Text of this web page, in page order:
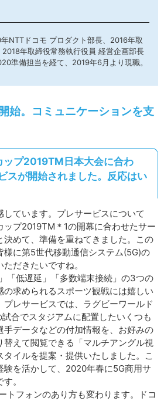
NTTドコモ プロダクト部長、2016年取
年取締役常務執行役員 経営企画部長
準備担当を経て、2019年6月より現職。
始。コミュニケーションを支
ップ2019TM日本大会に合わ
スが開始されました。反応はい
ています。プレサービスについて
ップ2019TM＊1の開幕に合わせたサー
決めて、準備を重ねてきました。この
様に第5世代移動通信システム(5G)の
だきたいですね。
「低遅延」「多数端末接続」の3つの
求められるスポーツ観戦には嬉しい
レサービスでは、ラグビーワールド
合でスタジアムに配置したいくつも
手データなどの付加情報を、お好みの
替えて閲覧できる「マルチアングル視
イルを提案・提供いたしました。こ
験を活かして、2020年春に5G商用サ
。
トフォンのあり方も変わります。ドコ